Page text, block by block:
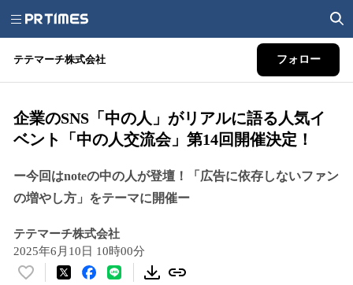
テテマーチ株式会社 フォロー
企業のSNS「中の人」がリアルに語る人気イ
ベント「中の人交流会」第14回開催決定！
ー今回はnoteの中の人が登壇！「広告に依存しないファン
の増やし方」をテーマに開催ー
テテマーチ株式会社
2025年6月10日 10時00分
い